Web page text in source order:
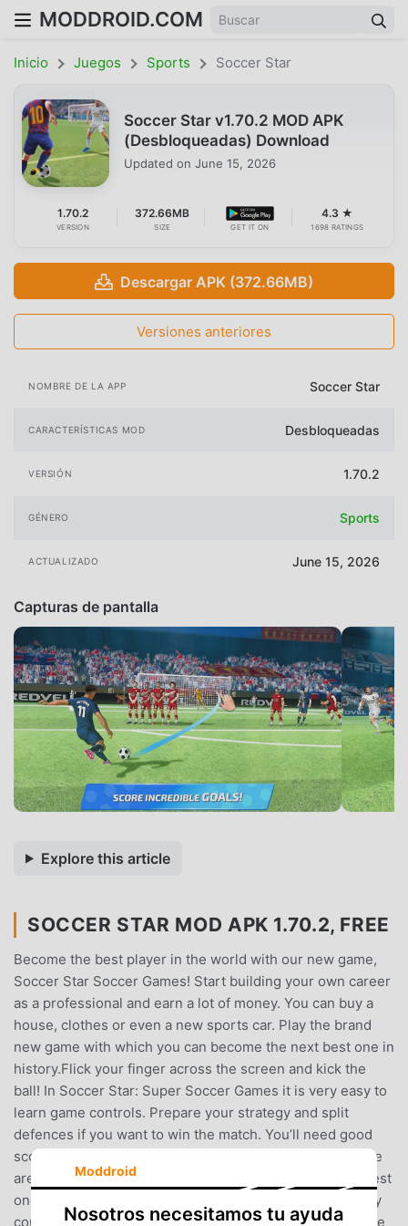
MODDROID.COM
Inicio Juegos Sports Soccer Star
Soccer Star v1.70.2 MOD APK
(Desbloqueadas) Download
Updated on June 15, 2026
1.70.2
VERSION
372.66MB
SIZE GET IT ON
4.3 ★
1698 RATINGS
Descargar APK (372.66MB)
Versiones anteriores
NOMBRE DE LA APP Soccer Star
CARACTERÍSTICAS MOD Desbloqueadas
VERSIÓN 1.70.2
GÉNERO Sports
ACTUALIZADO June 15, 2026
Capturas de pantalla
Explore this article
SOCCER STAR MOD APK 1.70.2, FREE
Become the best player in the world with our new game,
Soccer Star Soccer Games! Start building your own career
as a professional and earn a lot of money. You can buy a
house, clothes or even a new sports car. Play the brand
new game with which you can become the next best one in
history.Flick your finger across the screen and kick the
ball! In Soccer Star: Super Soccer Games it is very easy to
learn game controls. Prepare your strategy and split
defences if you want to win the match. You’ll need good
scorers but also a great defence and a goalkeeper. There
are few games like this one with which to become the best
one in history building your own career. You can also buy
countless houses, cars or different types of clothes in the
Moddroid
Nosotros necesitamos tu ayuda